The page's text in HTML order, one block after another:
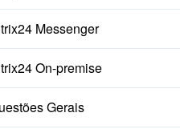
Messenger
On-premise
Gerais